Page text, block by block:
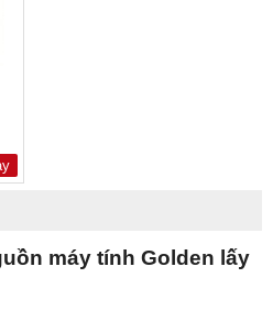
máy tính Golden lấy